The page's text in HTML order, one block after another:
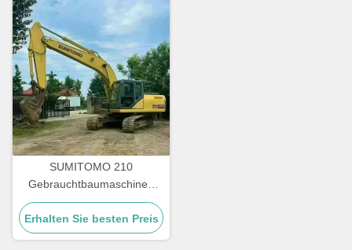
SUMITOMO 210
Gebrauchtbaumaschinen
Kraftstoffeffizienter alter
Bagger für Straßen
Erhalten Sie besten Preis